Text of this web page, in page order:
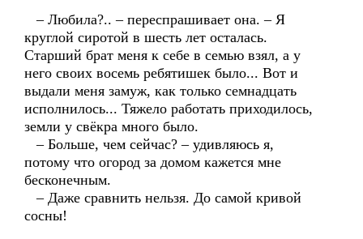
– Любила?.. – переспрашивает она. – Я
круглой сиротой в шесть лет осталась.
Старший брат меня к себе в семью взял, а у
него своих восемь ребятишек было... Вот и
выдали меня замуж, как только семнадцать
исполнилось... Тяжело работать приходилось,
земли у свёкра много было.
– Больше, чем сейчас? – удивляюсь я,
потому что огород за домом кажется мне
бесконечным.
– Даже сравнить нельзя. До самой кривой
сосны!